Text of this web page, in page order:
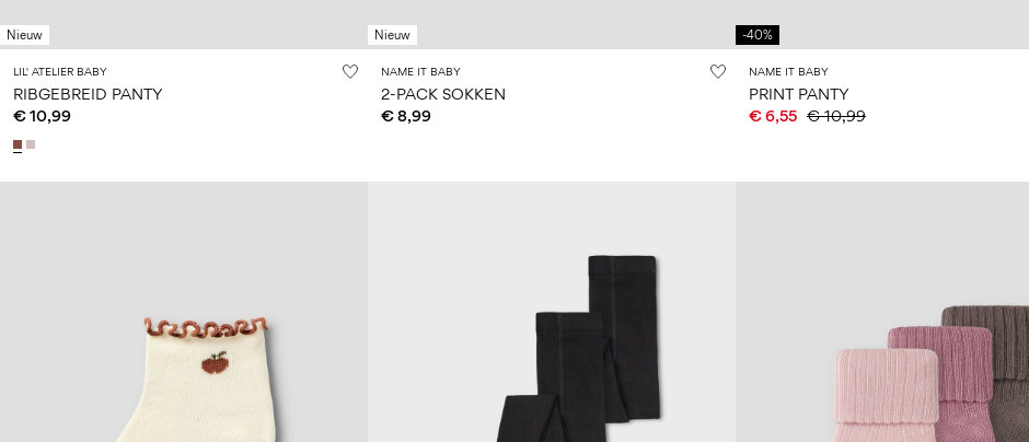
Nieuw
LIL' ATELIER BABY
RIBGEBREID PANTY
€ 10,99
Nieuw
NAME IT BABY
2-PACK SOKKEN
€ 8,99
-40%
NAME IT BABY
PRINT PANTY
€ 6,55 € 10,99